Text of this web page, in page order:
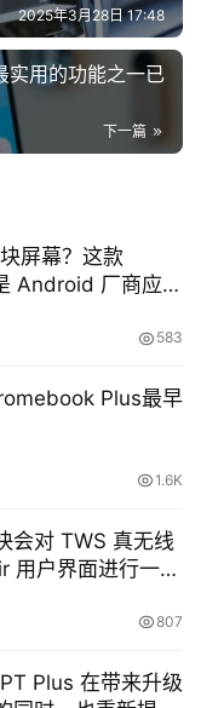
2025年3月28日 17:48
实用的功能之一已
下一篇
屏幕？这款
Android 厂商应该
583
Plus最早
1.6K
会对 TWS 真无线
用户界面进行一次
807
Plus 在带来升级